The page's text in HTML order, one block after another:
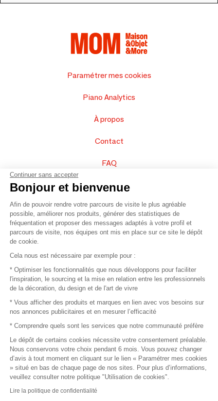
Paramétrer mes cookies
Piano Analytics
À propos
Contact
FAQ
Vendez vos produits
Plan du site
© 2016 –Organisation SAFI
Recrutement
Mentions légales
Conditions commerciales
Continuer sans accepter
Bonjour et bienvenue
Afin de pouvoir rendre votre parcours de visite le plus agréable
possible, améliorer nos produits, générer des statistiques de
fréquentation et proposer des messages adaptés à votre profil et
parcours de visite, nos équipes ont mis en place sur ce site le dépôt
de cookie.
Cela nous est nécessaire par exemple pour :
* Optimiser les fonctionnalités que nous développons pour faciliter
l'inspiration, le sourcing et la mise en relation entre les professionnels
de la décoration, du design et de l'art de vivre
* Vous afficher des produits et marques en lien avec vos besoins sur
nos annonces publicitaires et en mesurer l’efficacité
* Comprendre quels sont les services que notre communauté préfère
Le dépôt de certains cookies nécessite votre consentement préalable.
Nous conservons votre choix pendant 6 mois. Vous pouvez changer
d’avis à tout moment en cliquant sur le lien « Paramétrer mes cookies
» situé en bas de chaque page de nos sites. Pour plus d’informations,
veuillez consulter notre politique "Utilisation de cookies".
Lire la politique de confidentialité